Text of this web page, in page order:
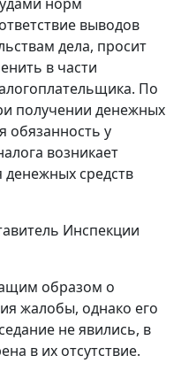
выводов
дела, просит
в части
По
получении денежных
обязанность у
возникает
средств
Инспекции
образом о
жалобы, однако его
не явились, в
в их отсутствие.